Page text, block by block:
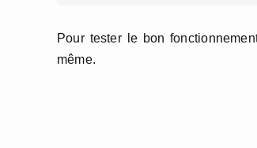
Pour tester le bon
même.